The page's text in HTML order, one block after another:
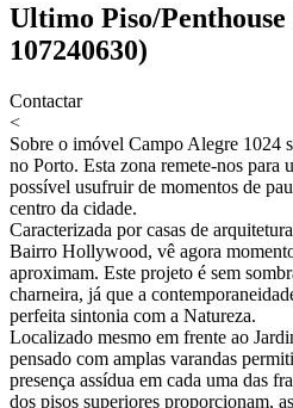
Ultimo Piso/
107240630)
Contactar
<
Sobre o imóvel Campo Alegre 1024
no Porto. Esta zona remete-nos para
possível usufruir de momentos de
centro da cidade.
Caracterizada por casas de
Bairro Hollywood, vê agora
aproximam. Este projeto é sem
charneira, já que a
perfeita sintonia com a Natureza.
Localizado mesmo em frente ao
pensado com amplas varandas
presença assídua em cada uma das
dos pisos superiores proporcionam,